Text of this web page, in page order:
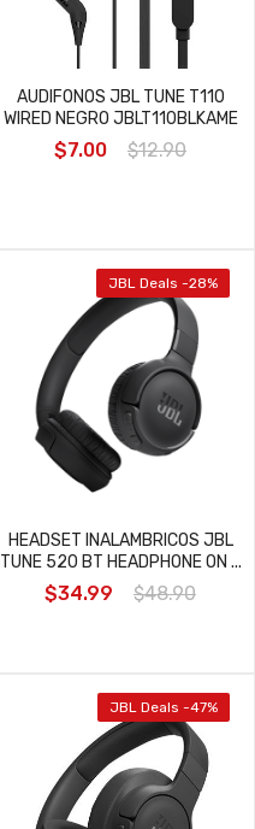
AUDIFONOS JBL TUNE T110
WIRED NEGRO JBLT110BLKAME
$7.00 $12.90
JBL Deals -28%
HEADSET INALAMBRICOS JBL
TUNE 520 BT HEADPHONE ON ...
$34.99 $48.90
JBL Deals -47%